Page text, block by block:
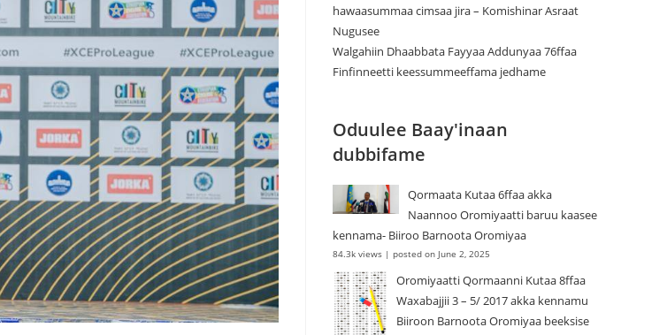
hawaasummaa cimsaa jira – Komishinar Asraat
Nugusee
Walgahiin Dhaabbata Fayyaa Addunyaa 76ffaa
Finfinneetti keessummeeffama jedhame
Oduulee Baay'inaan
dubbifame
Qormaata Kutaa 6ffaa akka
Naannoo Oromiyaatti baruu kaasee
kennama- Biiroo Barnoota Oromiyaa
84.3k views | posted on June 2, 2025
Oromiyaatti Qormaanni Kutaa 8ffaa
Waxabajjii 3 – 5/ 2017 akka kennamu
Biiroon Barnoota Oromiyaa beeksise